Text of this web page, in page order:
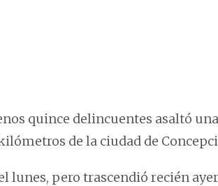
quince delincuentes asaltó
de la ciudad de
lunes, pero trascendió recién